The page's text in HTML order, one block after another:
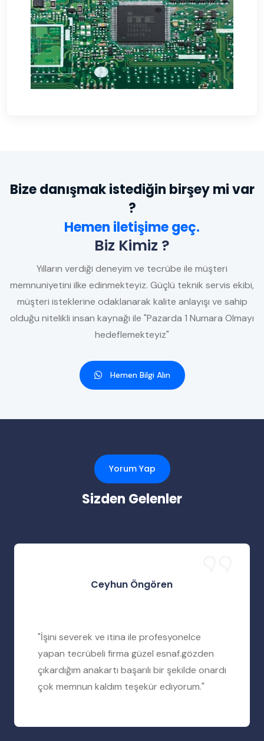
Bize danışmak istediğin birşey mi var
?
Hemen iletişime geç.
Biz Kimiz ?
Yılların verdiği deneyim ve tecrübe ile müşteri
memnuniyetini ilke edinmekteyiz. Güçlü teknik servis ekibi,
müşteri isteklerine odaklanarak kalite anlayışı ve sahip
olduğu nitelikli insan kaynağı ile "Pazarda 1 Numara Olmayı
hedeflemekteyiz"
Hemen Bilgi Alın
Yorum Yap
Sizden Gelenler
Ceyhun Öngören
"İşini severek ve itina ile profesyonelce
yapan tecrübeli firma güzel esnaf.gözden
çıkardığım anakartı başarılı bir şekilde onardı
çok memnun kaldım teşekür ediyorum."